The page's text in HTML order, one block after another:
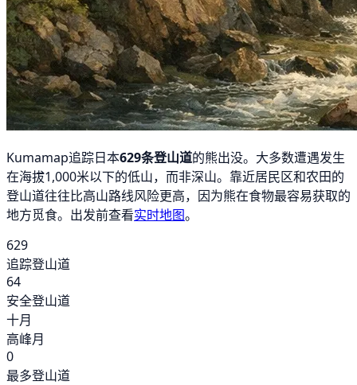
Kumamap追踪日本629条登山道的熊出没。大多数遭遇发生
在海拔1,000米以下的低山，而非深山。靠近居民区和农田的
登山道往往比高山路线风险更高，因为熊在食物最容易获取的
地方觅食。出发前查看实时地图。
629
追踪登山道
64
安全登山道
十月
高峰月
0
最多登山道